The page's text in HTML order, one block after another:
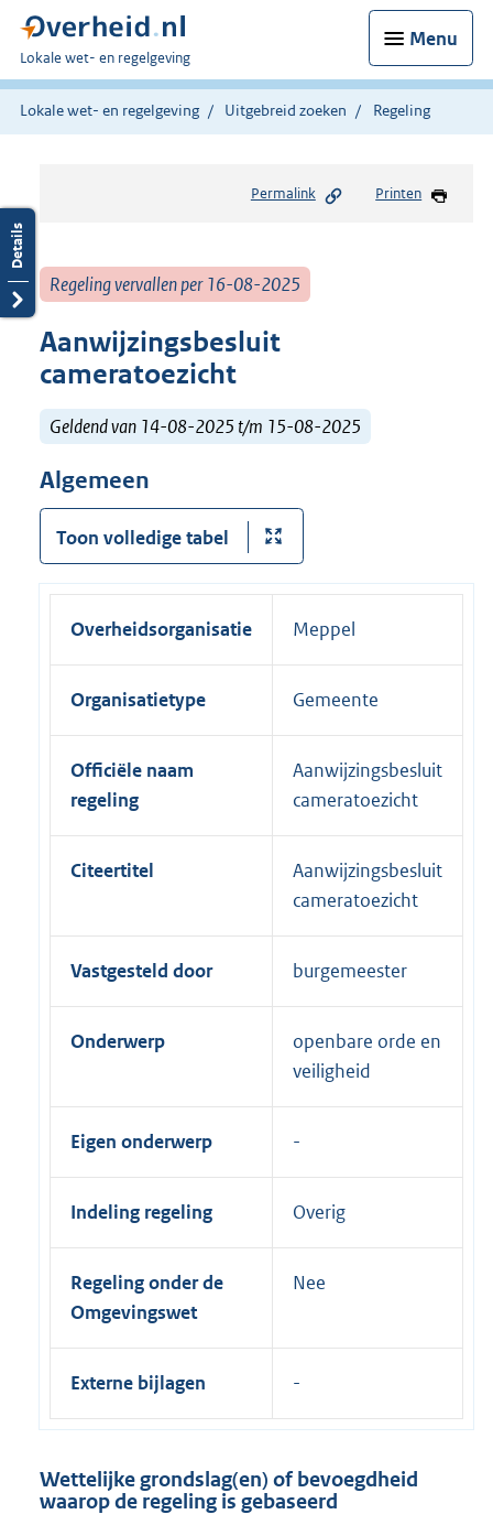
Menu
U
bent
hier:
Lokale wet- en regelgeving
Lokale wet- en regelgeving Uitgebreid zoeken Regeling
Permalink Printen
Regeling vervallen per 16-08-2025
Aanwijzingsbesluit
cameratoezicht
Geldend van 14-08-2025 t/m 15-08-2025
Algemeen
Toon volledige tabel
Overheidsorganisatie Meppel
Organisatietype Gemeente
Officiële naam
regeling
Aanwijzingsbesluit
cameratoezicht
Citeertitel
Aanwijzingsbesluit
cameratoezicht
Vastgesteld door burgemeester
Onderwerp
openbare orde en
veiligheid
Eigen onderwerp
Indeling regeling Overig
Regeling onder de
Omgevingswet
Nee
Externe bijlagen
Wettelijke grondslag(en) of bevoegdheid
waarop de regeling is gebaseerd